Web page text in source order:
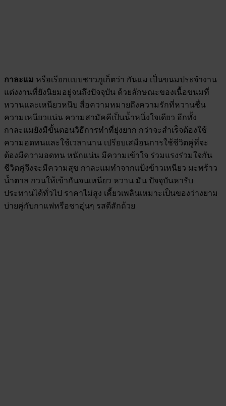
กาละแม หรือเรียกแบบชาวภูเก็ตว่า กันแม เป็นขนมประจำงาน
แต่งงานที่ยังนิยมอยู่จนถึงปัจจุบัน ด้วยลักษณะของเนื้อขนมที่
หวานและเหนียวหนึบ สื่อความหมายถึงความรักที่หวานชื่น
ความเหนียวแน่น ความสามัคคีเป็นน้ำหนึ่งใจเดียว อีกทั้ง
กาละแมยังมีขั้นตอนวิธีการทำที่ยุ่งยาก กว่าจะสำเร็จต้องใช้
ความอดทนและใช้เวลานาน เปรียบเสมือนการใช้ชีวิตคู่ที่จะ
ต้องมีความอดทน หนักแน่น มีความเข้าใจ ร่วมแรงร่วมใจกัน
ชีวิตคู่จึงจะมีความสุข กาละแมทำจากแป้งข้าวเหนียว มะพร้าว
น้ำตาล กวนให้เข้ากันจนเหนียว หวาน มัน ปัจจุบันหารับ
ประทานได้ทั่วไป ราคาไม่สูง เคี้ยวเพลินเหมาะเป็นของว่างยาม
บ่ายคู่กับกาแฟหรือชาอุ่นๆ รสดีสักถ้วย